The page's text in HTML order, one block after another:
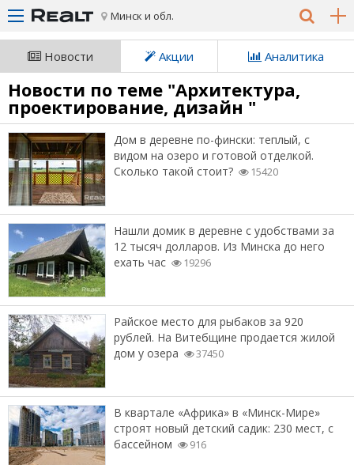
Минск и обл.
Новости Акции Аналитика
Новости по теме "Архитектура,
проектирование, дизайн "
Дом в деревне по-фински: теплый, с
видом на озеро и готовой отделкой.
Сколько такой стоит?
15420
Нашли домик в деревне с удобствами за
12 тысяч долларов. Из Минска до него
ехать час
19296
Райское место для рыбаков за 920
рублей. На Витебщине продается жилой
дом у озера
37450
В квартале «Африка» в «Минск-Мире»
строят новый детский садик: 230 мест, с
бассейном
916